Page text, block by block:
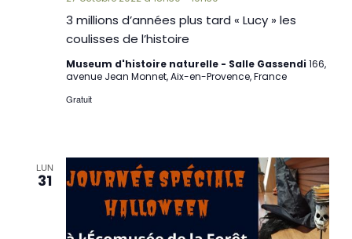
3 millions d’années plus tard « Lucy » les
coulisses de l’histoire
Museum d'histoire naturelle - Salle Gassendi 166,
avenue Jean Monnet, Aix-en-Provence, France
Gratuit
LUN
31